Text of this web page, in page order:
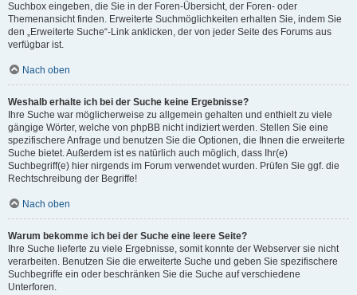
Suchbox eingeben, die Sie in der Foren-Übersicht, der Foren- oder
Themenansicht finden. Erweiterte Suchmöglichkeiten erhalten Sie, indem Sie
den „Erweiterte Suche“-Link anklicken, der von jeder Seite des Forums aus
verfügbar ist.
Nach oben
Weshalb erhalte ich bei der Suche keine Ergebnisse?
Ihre Suche war möglicherweise zu allgemein gehalten und enthielt zu viele
gängige Wörter, welche von phpBB nicht indiziert werden. Stellen Sie eine
spezifischere Anfrage und benutzen Sie die Optionen, die Ihnen die erweiterte
Suche bietet. Außerdem ist es natürlich auch möglich, dass Ihr(e)
Suchbegriff(e) hier nirgends im Forum verwendet wurden. Prüfen Sie ggf. die
Rechtschreibung der Begriffe!
Nach oben
Warum bekomme ich bei der Suche eine leere Seite?
Ihre Suche lieferte zu viele Ergebnisse, somit konnte der Webserver sie nicht
verarbeiten. Benutzen Sie die erweiterte Suche und geben Sie spezifischere
Suchbegriffe ein oder beschränken Sie die Suche auf verschiedene
Unterforen.